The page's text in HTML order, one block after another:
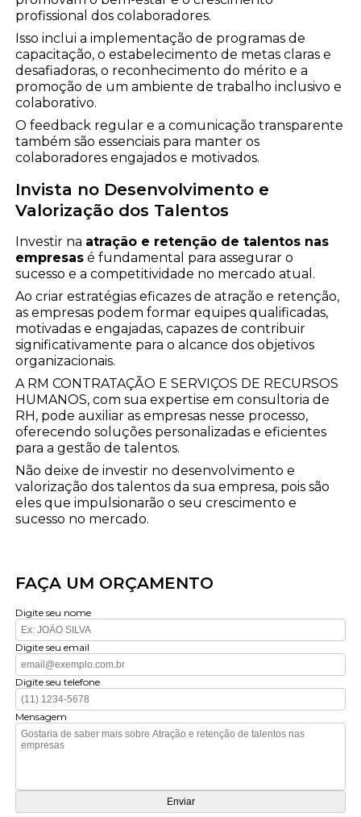
profissional dos colaboradores.
Isso inclui a implementação de programas de
capacitação, o estabelecimento de metas claras e
desafiadoras, o reconhecimento do mérito e a
promoção de um ambiente de trabalho inclusivo e
colaborativo.
O feedback regular e a comunicação transparente
também são essenciais para manter os
colaboradores engajados e motivados.
Invista no Desenvolvimento e
Valorização dos Talentos
Investir na atração e retenção de talentos nas
empresas é fundamental para assegurar o
sucesso e a competitividade no mercado atual.
Ao criar estratégias eficazes de atração e retenção,
as empresas podem formar equipes qualificadas,
motivadas e engajadas, capazes de contribuir
significativamente para o alcance dos objetivos
organizacionais.
A RM CONTRATAÇÃO E SERVIÇOS DE RECURSOS
HUMANOS, com sua expertise em consultoria de
RH, pode auxiliar as empresas nesse processo,
oferecendo soluções personalizadas e eficientes
para a gestão de talentos.
Não deixe de investir no desenvolvimento e
valorização dos talentos da sua empresa, pois são
eles que impulsionarão o seu crescimento e
sucesso no mercado.
FAÇA UM ORÇAMENTO
Digite seu nome
Digite seu email
Digite seu telefone
Mensagem